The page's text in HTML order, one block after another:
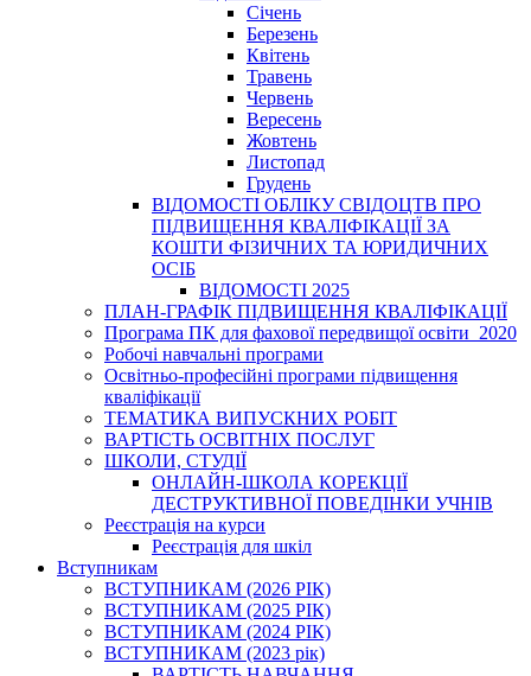
Січень
Березень
Квітень
Травень
Червень
Вересень
Жовтень
Листопад
Грудень
ВІДОМОСТІ ОБЛІКУ СВІДОЦТВ ПРО
ПІДВИЩЕННЯ КВАЛІФІКАЦІЇ ЗА
КОШТИ ФІЗИЧНИХ ТА ЮРИДИЧНИХ
ОСІБ
ВІДОМОСТІ 2025
ПЛАН-ГРАФІК ПІДВИЩЕННЯ КВАЛІФІКАЦІЇ
Програма ПК для фахової передвищої освіти_2020
Робочі навчальні програми
Освітньо-професійні програми підвищення
кваліфікації
ТЕМАТИКА ВИПУСКНИХ РОБІТ
ВАРТІСТЬ ОСВІТНІХ ПОСЛУГ
ШКОЛИ, СТУДІЇ
ОНЛАЙН-ШКОЛА КОРЕКЦІЇ
ДЕСТРУКТИВНОЇ ПОВЕДІНКИ УЧНІВ
Реєстрація на курси
Реєстрація для шкіл
Вступникам
ВСТУПНИКАМ (2026 РІК)
ВСТУПНИКАМ (2025 РІК)
ВСТУПНИКАМ (2024 РІК)
ВСТУПНИКАМ (2023 рік)